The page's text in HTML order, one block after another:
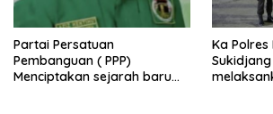
Partai Persatuan
Pembanguan ( PPP)
Menciptakan sejarah baru
Ka Polres
Sukidjang